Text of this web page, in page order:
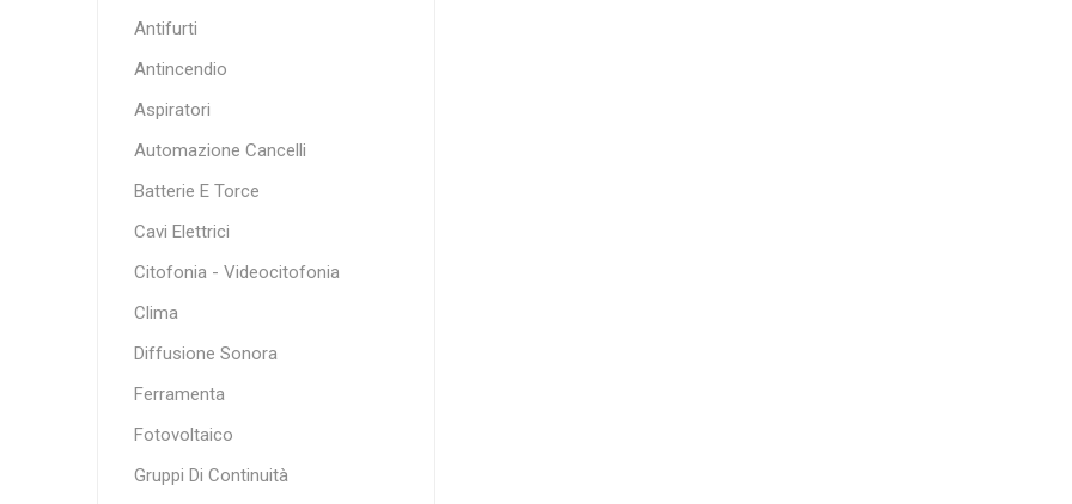
Antifurti
Antincendio
Aspiratori
Automazione Cancelli
Batterie E Torce
Cavi Elettrici
Citofonia - Videocitofonia
Clima
Diffusione Sonora
Ferramenta
Fotovoltaico
Gruppi Di Continuità